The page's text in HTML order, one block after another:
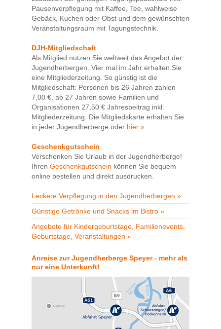
Pausenverpflegung mit Kaffee, Tee, wahlweise
Gebäck, Kuchen oder Obst und dem gewünschten
Veranstaltungsraum mit Tagungstechnik.
DJH-Mitgliedschaft
Als Mitglied nutzen Sie weltweit das Angebot der
Jugendherbergen. Vier mal im Jahr erhalten Sie
eine Mitgliederzeitung. So günstig ist die
Mitgliedschaft: Personen bis 26 Jahren zahlen
7,00 €, ab 27 Jahren sowie Familien und
Organisationen 27,50 € Jahresbeitrag inkl.
Mitgliederzeitung. Die Mitgliedskarte erhalten Sie
in jeder Jugendherberge oder hier »
Geschenkgutschein
Verschenken Sie Urlaub in der Jugendherberge!
Ihren Geschenkgutschein können Sie bequem
online bestellen und direkt ausdrucken.
Leckere Verpflegung in den Jugendherbergen »
Günstige Getränke und Snacks im Bistro »
Angebote für Kindergeburtstage, Familienevents,
Geburtstage, Veranstaltungen »
Anreise zur Jugendherberge Speyer - mehr als
nur eine Unterkunft!